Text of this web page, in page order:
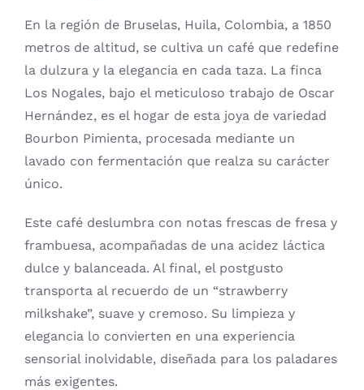
En la región de Bruselas, Huila, Colombia, a 1850
metros de altitud, se cultiva un café que redefine
la dulzura y la elegancia en cada taza. La finca
Los Nogales, bajo el meticuloso trabajo de Oscar
Hernández, es el hogar de esta joya de variedad
Bourbon Pimienta, procesada mediante un
lavado con fermentación que realza su carácter
único.
Este café deslumbra con notas frescas de fresa y
frambuesa, acompañadas de una acidez láctica
dulce y balanceada. Al final, el postgusto
transporta al recuerdo de un “strawberry
milkshake”, suave y cremoso. Su limpieza y
elegancia lo convierten en una experiencia
sensorial inolvidable, diseñada para los paladares
más exigentes.